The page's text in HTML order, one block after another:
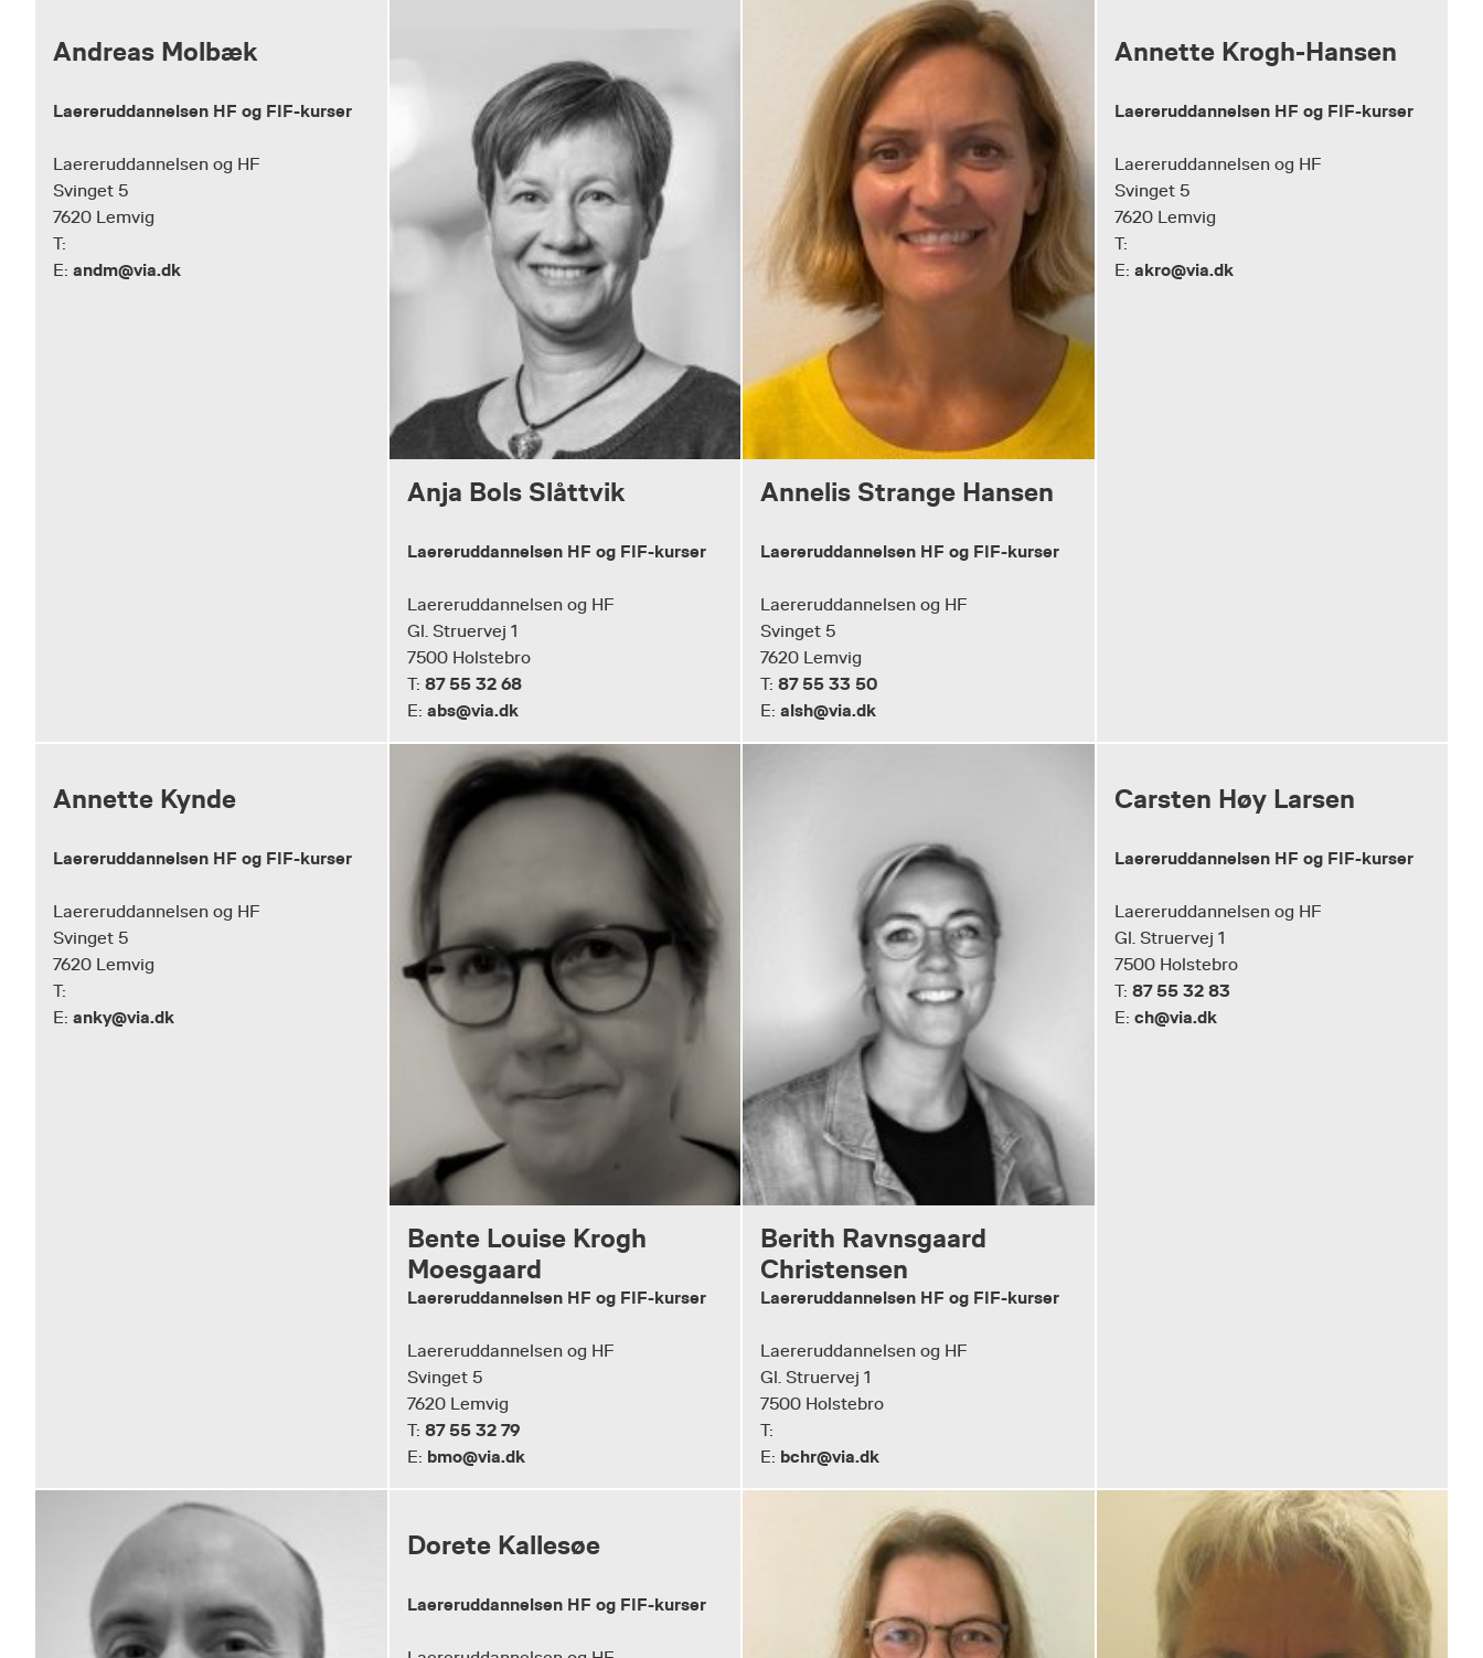
Andreas Molbæk
Laereruddannelsen HF og FIF-kurser
Laereruddannelsen og HF
Svinget 5
7620 Lemvig
T:
E: andm@via.dk
Anja Bols Slåttvik
Laereruddannelsen HF og FIF-kurser
Laereruddannelsen og HF
Gl. Struervej 1
7500 Holstebro
T: 87 55 32 68
E: abs@via.dk
Annelis Strange Hansen
Laereruddannelsen HF og FIF-kurser
Laereruddannelsen og HF
Svinget 5
7620 Lemvig
T: 87 55 33 50
E: alsh@via.dk
Annette Krogh-Hansen
Laereruddannelsen HF og FIF-kurser
Laereruddannelsen og HF
Svinget 5
7620 Lemvig
T:
E: akro@via.dk
Annette Kynde
Laereruddannelsen HF og FIF-kurser
Laereruddannelsen og HF
Svinget 5
7620 Lemvig
T:
E: anky@via.dk
Bente Louise Krogh
Moesgaard
Laereruddannelsen HF og FIF-kurser
Laereruddannelsen og HF
Svinget 5
7620 Lemvig
T: 87 55 32 79
E: bmo@via.dk
Berith Ravnsgaard
Christensen
Laereruddannelsen HF og FIF-kurser
Laereruddannelsen og HF
Gl. Struervej 1
7500 Holstebro
T:
E: bchr@via.dk
Carsten Høy Larsen
Laereruddannelsen HF og FIF-kurser
Laereruddannelsen og HF
Gl. Struervej 1
7500 Holstebro
T: 87 55 32 83
E: ch@via.dk
Dorete Kallesøe
Laereruddannelsen HF og FIF-kurser